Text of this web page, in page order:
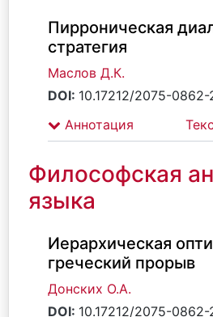
Пирроническая
стратегия
Маслов Д.К.
DOI: 10.17212/2075-
Аннотация
Философская
языка
Иерархическая
греческий прорыв
Донских О.А.
DOI: 10.17212/2075-0862-